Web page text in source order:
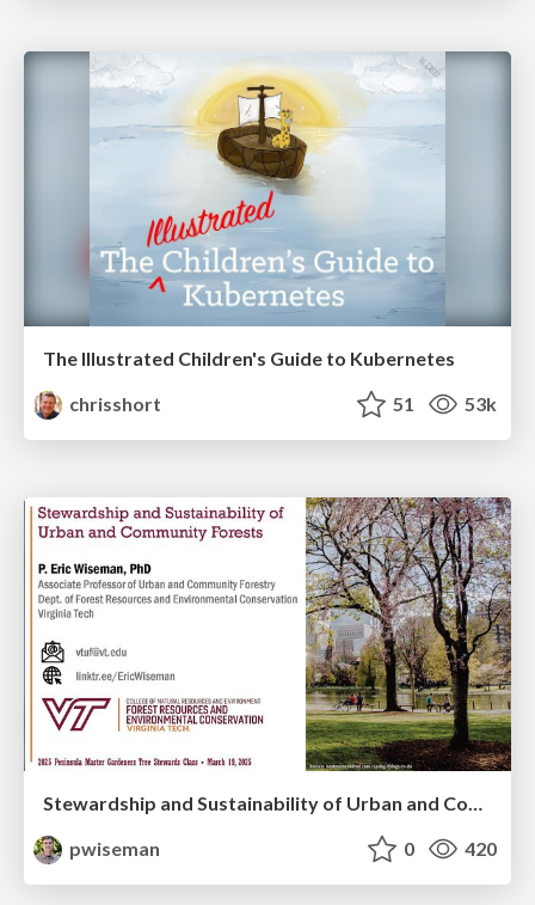
The Illustrated Children's Guide to Kubernetes
chrisshort
51 53k
Stewardship and Sustainability of Urban and Community Forests
pwiseman
0 420